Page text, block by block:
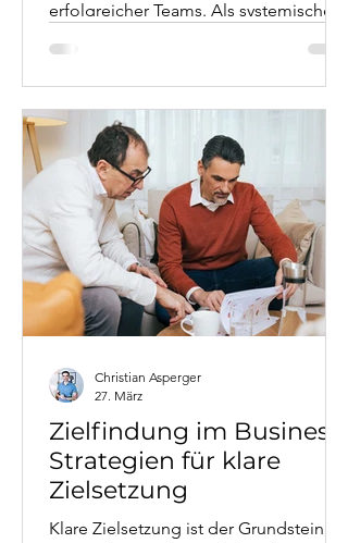
erfolgreicher Teams. Als systemischer
Vertrauen in der Führung die Basis für
Teamerfolg ist. Dieser Artikel erklärt
das 5-Dysfunctions-Modell von Patrick
Lencioni, verbindet es mit
systemischen Perspektiven und liefert
konkrete Strategien aus Workshop-
Erfahrungen. Mit Fallbeispielen aus
dem Executive Coaching und
praxisnahen Tools für Führungskräfte,
die High-Performance
Zielfindung im Business:
Strategien für klare
Zielsetzung
Klare Zielsetzung ist der Grundstein für
Christian Asperger
27. März